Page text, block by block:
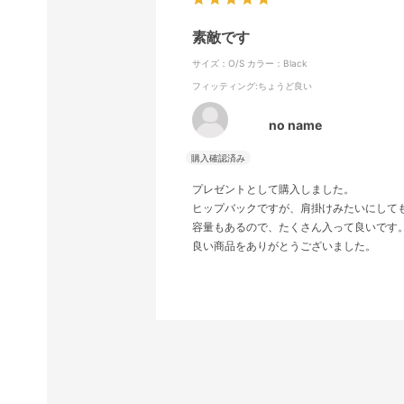
素敵です
サイズ：O/S カラー：Black
フィッティング:ちょうど良い
no name
プレゼントとして購入しました。
ヒップバックですが、肩掛けみたいにして
容量もあるので、たくさん入って良いです。
良い商品をありがとうございました。